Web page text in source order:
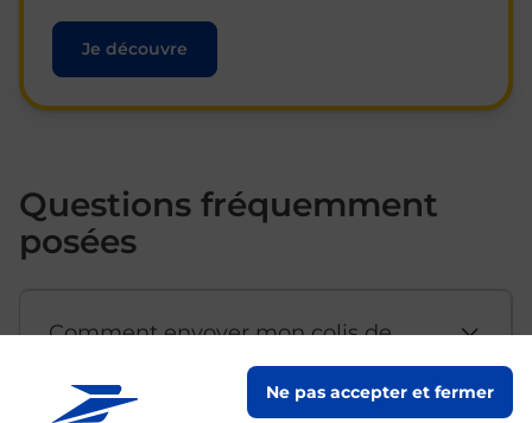
Ne pas accepter et fermer
Je découvre
Questions fréquemment
posées
Comment envoyer mon colis de